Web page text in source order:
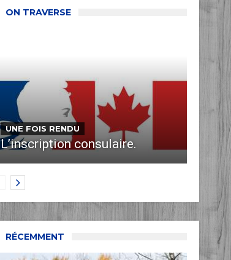
ON TRAVERSE
UNE FOIS RENDU
L’inscription consulaire.
RÉCEMMENT